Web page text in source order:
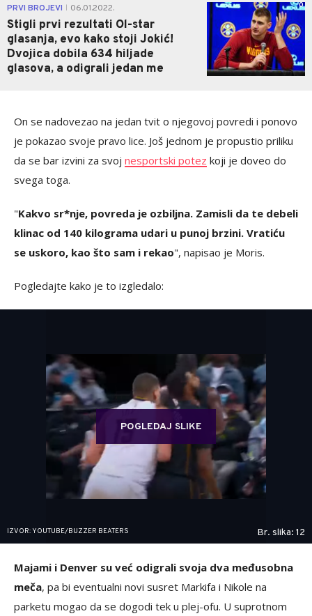
PRVI BROJEVI 06.01.2022.
Stigli prvi rezultati Ol-star
glasanja, evo kako stoji Jokić!
Dvojica dobila 634 hiljade
glasova, a odigrali jedan me
0
On se nadovezao na jedan tvit o njegovoj povredi i ponovo
je pokazao svoje pravo lice. Još jednom je propustio priliku
da se bar izvini za svoj nesportski potez koji je doveo do
svega toga.
"Kakvo sr*nje, povreda je ozbiljna. Zamisli da te debeli
klinac od 140 kilograma udari u punoj brzini. Vratiću
se uskoro, kao što sam i rekao", napisao je Moris.
Pogledajte kako je to izgledalo:
POGLEDAJ SLIKE
IZVOR: YOUTUBE/BUZZER BEATERS Br. slika: 12
Majami i Denver su već odigrali svoja dva međusobna
meča, pa bi eventualni novi susret Markifa i Nikole na
parketu mogao da se dogodi tek u plej-ofu. U suprotnom